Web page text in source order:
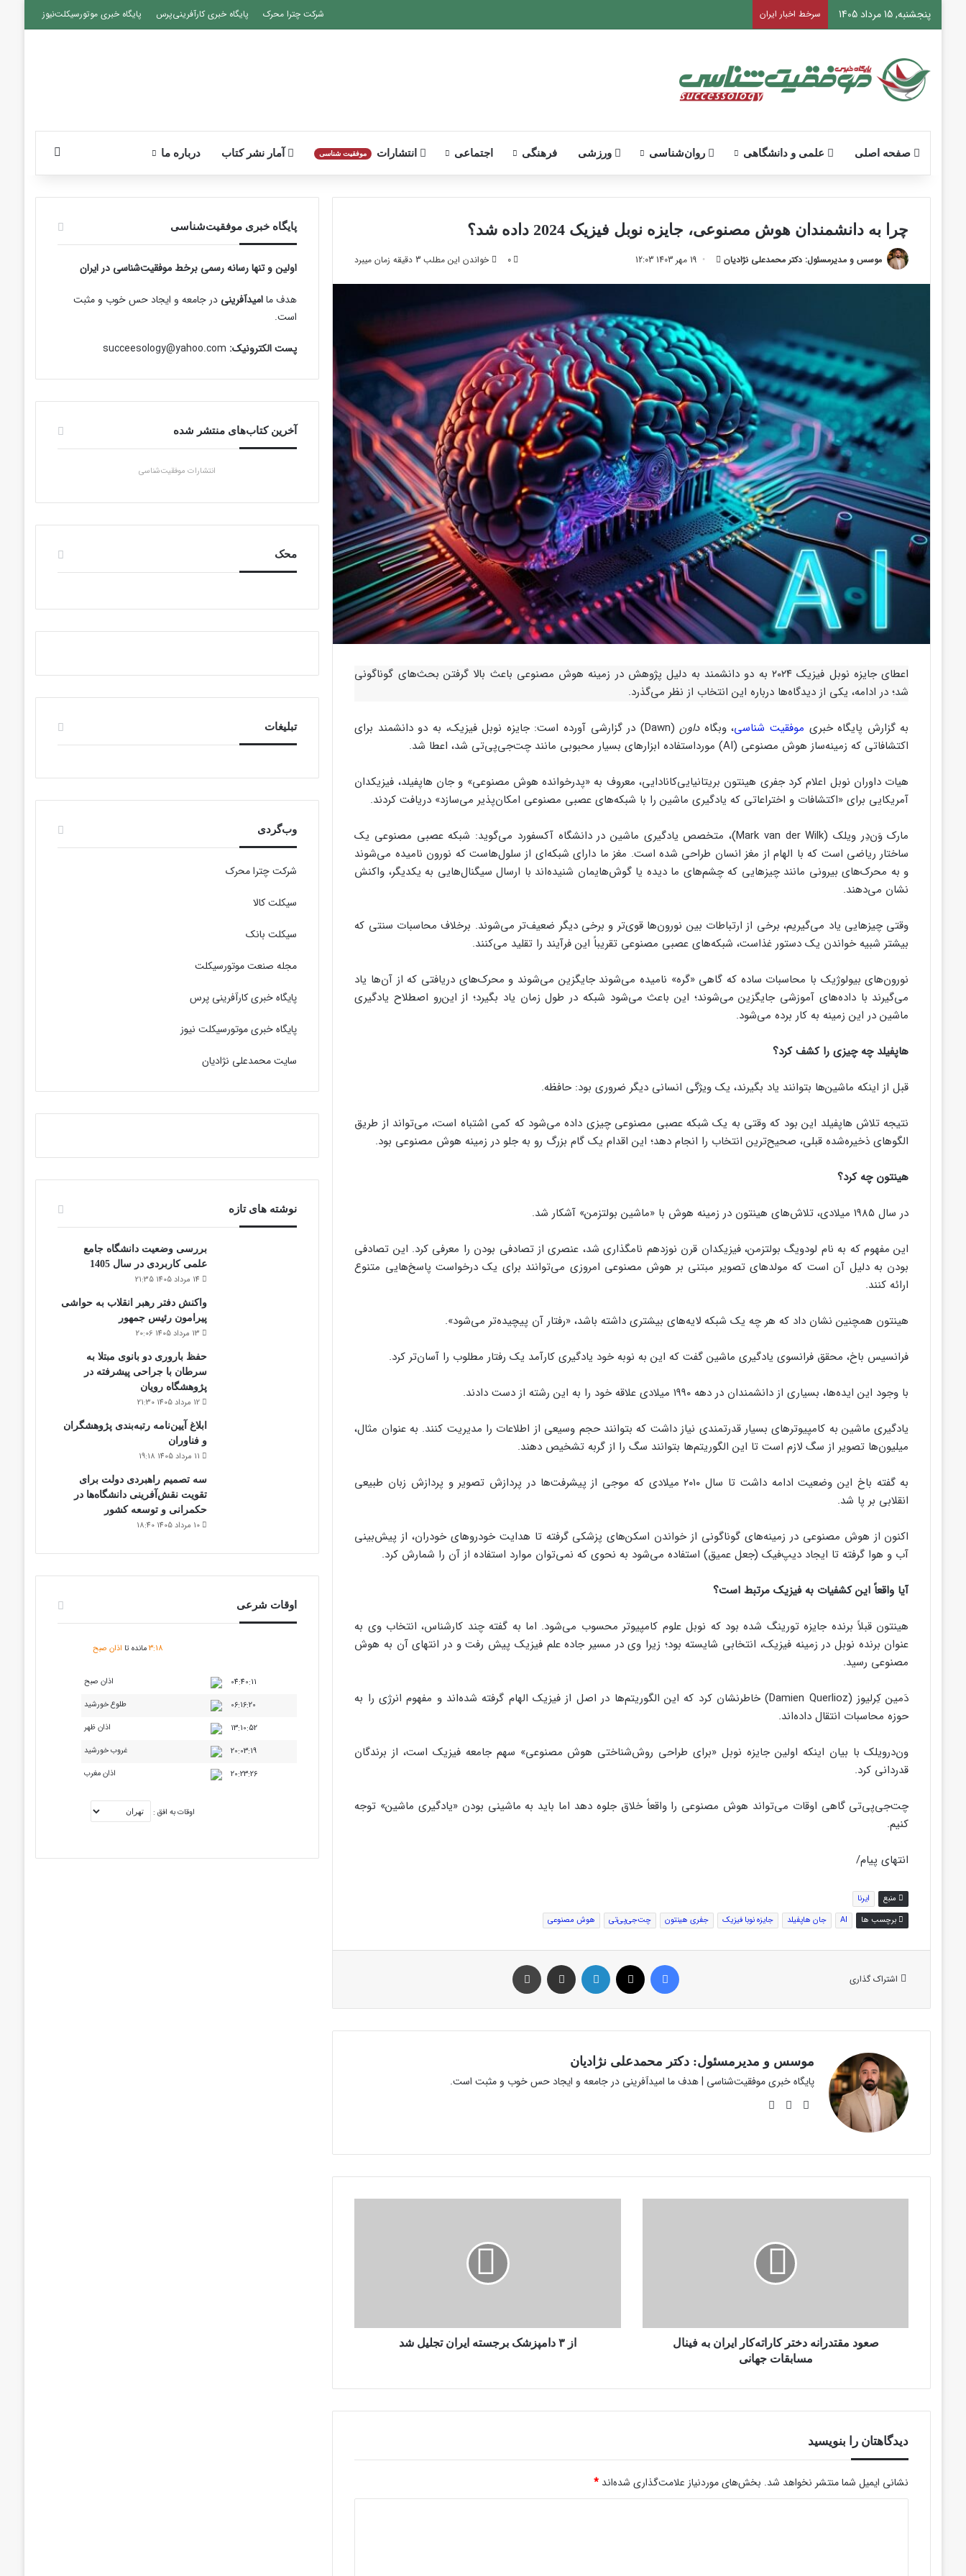
پنجشنبه, 15 مرداد 1405 سرخط اخبار ایران شرکت چترا محرک پایگاه خبری کارآفرینی‌پرس پایگاه خبری موتورسیکلت‌نیوز
صفحه اصلی علمی و دانشگاهی روان‌شناسی ورزشی فرهنگی اجتماعی انتشارات موفقیت‌ شناسی آمار نشر کتاب درباره ما
چرا به دانشمندان هوش مصنوعی، جایزه نوبل فیزیک 2024 داده شد؟
موسس و مدیرمسئول: دکتر محمدعلی نژادیان ارسال 19 مهر 1403 12:03 0 خواندن این مطلب 3 دقیقه زمان میبرد
اعطای جایزه نوبل فیزیک ۲۰۲۴ به دو دانشمند به دلیل پژوهش در زمینه هوش مصنوعی باعث بالا گرفتن بحث‌های گوناگونی
شد؛ در ادامه، یکی از دیدگاه‌ها درباره این انتخاب از نظر می‌گذرد.
به گزارش پایگاه خبری موفقیت شناسی، وبگاهداون
(Dawn) در گزارشی آورده است: جایزه نوبل فیزیک، به دو دانشمند برای
اکتشافاتی که زمینه‌ساز هوش مصنوعی (AI) مورداستفاده ابزارهای بسیار محبوبی مانند چت‌جی‌پی‌تی شد، اعطا شد.
هیات داوران نوبل اعلام کرد جفری هینتون بریتانیایی‌کانادایی، معروف به «پدرخوانده هوش مصنوعی» و جان هاپفیلد، فیزیکدان
آمریکایی برای «اکتشافات و اختراعاتی که یادگیری ماشین را با شبکه‌های عصبی مصنوعی امکان‌پذیر می‌سازد» دریافت کردند.
مارک وَن‌دِر ویلک (Mark van der Wilk)، متخصص یادگیری ماشین در دانشگاه آکسفورد می‌گوید: شبکه عصبی مصنوعی یک
ساختار ریاضی است که با الهام از مغز انسان طراحی شده است. مغز ما دارای شبکه‌ای از سلول‌هاست که نورون‌ نامیده می‌شوند
و به محرک‌های بیرونی مانند چیزهایی که چشم‌های ما دیده یا گوش‌هایمان شنیده‌اند با ارسال سیگنال‌هایی به یکدیگر، واکنش
نشان می‌دهند.
وقتی چیزهایی یاد می‌گیریم، برخی از ارتباطات بین نورون‌ها قوی‌تر و برخی دیگر ضعیف‌تر می‌شوند. برخلاف محاسبات سنتی که
بیشتر شبیه خواندن یک دستور غذاست، شبکه‌های عصبی مصنوعی تقریباً این فرآیند را تقلید می‌کنند.
نورون‌های بیولوژیک با محاسبات ساده که گاهی «گره» نامیده می‌شوند جایگزین می‌شوند و محرک‌های دریافتی که از آن‌ها یاد
می‌گیرند با داده‌های آموزشی جایگزین می‌شوند؛ این باعث می‌شود شبکه در طول زمان یاد بگیرد؛ از این‌رو اصطلاح یادگیری
ماشین در این زمینه به کار برده می‌شود.
هاپفیلد چه چیزی را کشف کرد؟
قبل از اینکه ماشین‌ها بتوانند یاد بگیرند، یک ویژگی انسانی دیگر ضروری بود: حافظه.
نتیجه تلاش هاپفیلد این بود که وقتی به یک شبکه عصبی مصنوعی چیزی داده می‌شود که کمی اشتباه است، می‌تواند از طریق
الگوهای ذخیره‌شده قبلی، صحیح‌ترین انتخاب را انجام دهد؛ این اقدام یک گام بزرگ رو به جلو در زمینه هوش مصنوعی بود.
هینتون چه کرد؟
در سال ۱۹۸۵ میلادی، تلاش‌های هینتون در زمینه هوش با «ماشین بولتزمن» آشکار شد.
این مفهوم که به نام لودویگ بولتزمن، فیزیکدان قرن نوزدهم نامگذاری شد، عنصری از تصادفی بودن را معرفی کرد. این تصادفی
بودن به دلیل آن است که مولدهای تصویر مبتنی بر هوش مصنوعی امروزی می‌توانند برای یک درخواست پاسخ‌هایی متنوع
ارائه کنند.
هینتون همچنین نشان داد که هر چه یک شبکه لایه‌های بیشتری داشته باشد، «رفتار آن پیچیده‌تر می‌شود».
فرانسیس باخ، محقق فرانسوی یادگیری ماشین گفت که این به نوبه خود یادگیری کارآمد یک رفتار مطلوب را آسان‌تر کرد.
با وجود این ایده‌ها، بسیاری از دانشمندان در دهه ۱۹۹۰ میلادی علاقه خود را به این رشته از دست دادند.
یادگیری ماشین به کامپیوترهای بسیار قدرتمندی نیاز داشت که بتوانند حجم وسیعی از اطلاعات را مدیریت کنند. به عنوان مثال،
میلیون‌ها تصویر از سگ لازم است تا این الگوریتم‌ها بتوانند سگ را از گربه تشخیص دهند.
به گفته باخ این وضعیت ادامه داشت تا سال ۲۰۱۰ میلادی که موجی از پیشرفت‌ها در پردازش تصویر و پردازش زبان طبیعی
انقلابی بر پا شد.
اکنون از هوش مصنوعی در زمینه‌های گوناگونی از خواندن اسکن‌های پزشکی گرفته تا هدایت خودروهای خودران، از پیش‌بینی
آب و هوا گرفته تا ایجاد دیپ‌فیک (جعل عمیق) استفاده می‌شود به نحوی که نمی‌توان موارد استفاده از آن را شمارش کرد.
آیا واقعاً این کشفیات به فیزیک مرتبط است؟
هینتون قبلاً برنده جایزه تورینگ شده بود که نوبل علوم کامپیوتر محسوب می‌شود. اما به گفته چند کارشناس، انتخاب وی به
عنوان برنده نوبل در زمینه فیزیک، انتخابی شایسته بود؛ زیرا وی در مسیر جاده علم فیزیک پیش رفت و در انتهای آن به هوش
مصنوعی رسید.
دَمین کِرلیوز (Damien Querlioz) خاطرنشان کرد که این الگوریتم‌ها در اصل از فیزیک الهام گرفته شده‌اند و مفهوم انرژی را به
حوزه محاسبات انتقال داده‌اند.
ون‌درویلک با بیان اینکه اولین جایزه نوبل «برای طراحی روش‌شناختی هوش مصنوعی» سهم جامعه فیزیک است، از برندگان
قدردانی کرد.
چت‌جی‌پی‌تی گاهی اوقات می‌تواند هوش مصنوعی را واقعاً خلاق جلوه دهد اما باید به ماشینی بودن «یادگیری ماشین» توجه
کنیم.
انتهای پیام/
منبع
ایرنا
برچسب ها
AI جان هاپفیلد جایزه نوبا فیزیک جفری هینتون چت‌جی‌پی‌تی هوش مصنوعی
اشتراک گذاری
فیس بوک لینکدین اشتراک گذاری از طریق ایمیل
موسس و مدیرمسئول: دکتر محمدعلی نژادیان
پایگاه خبری موفقیت‌شناسی | هدف ما امیدآفرینی در جامعه و ایجاد حس خوب و مثبت است.
وبسایتلینکدین
جهانی
صعود مقتدرانه دختر کاراته‌کار ایران به فینال
مسابقات جهانی
از ۳ دامپزشک برجسته ایران تجلیل شد
دیدگاهتان را بنویسید
نشانی ایمیل شما منتشر نخواهد شد. بخش‌های موردنیاز علامت‌گذاری شده‌اند *
پایگاه‌ خبری موفقیت‌شناسی
اولین و تنها رسانه رسمی برخط موفقیت‌شناسی در ایران
هدف ماامیدآفرینی در جامعه و ایجاد حس خوب و مثبت
است.
پست الکترونیک:
آخرین کتاب‌های منتشر شده
انتشارات موفقیت‌شناسی
محک
تبلیغات
وب‌گردی
شرکت چترا محرک
سیکلت کالا
سیکلت بانک
مجله صنعت موتورسیکلت
پایگاه خبری کارآفرینی پرس
پایگاه خبری موتورسیکلت نیوز
سایت محمدعلی نژادیان
نوشته های تازه
بررسی وضعیت دانشگاه جامع
علمی کاربردی در سال 1405
14 مرداد 1405 21:35
واکنش دفتر رهبر انقلاب به حواشی
پیرامون رئیس جمهور
13 مرداد 1405 20:06
حفظ باروری دو بانوی مبتلا به
سرطان با جراحی پیشرفته در
پژوهشگاه رویان
12 مرداد 1405 21:30
ابلاغ آیین‌نامه رتبه‌بندی پژوهشگران
و فناوران
11 مرداد 1405 19:18
سه تصمیم راهبردی دولت برای
تقویت نقش‌آفرینی دانشگاه‌ها در
حکمرانی و توسعه کشور
10 مرداد 1405 18:40
اوقات شرعی
3:18 مانده تا اذان صبح
04:40:11
اذان صبح
06:16:20
طلوع خورشید
13:10:52
اذان ظهر
20:03:19
غروب خورشید
20:23:26
اذان مغرب
اوقات به افق :